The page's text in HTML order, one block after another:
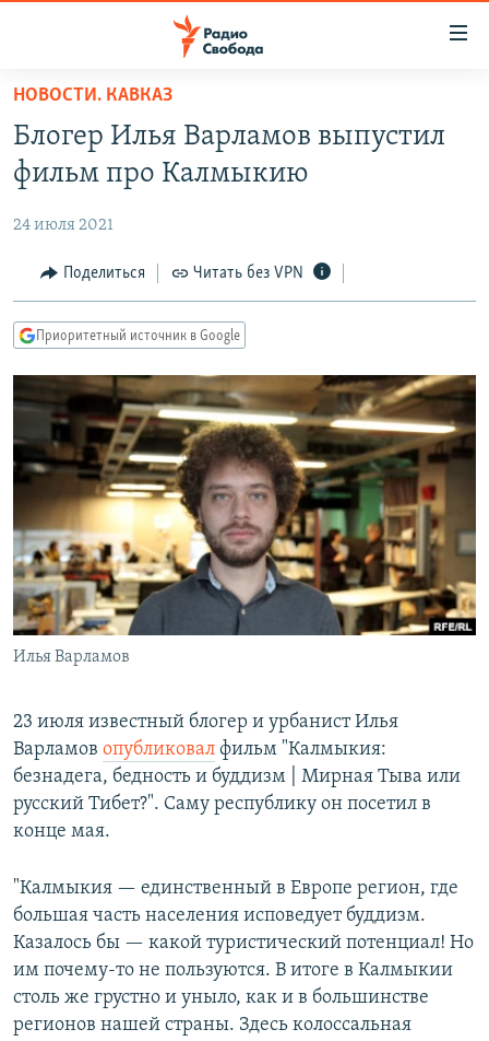
упрощенного
доступа
Вернуться
основному
Вернутся
главной
навигации
Вернутся
поиску
ПОДКАСТЫ
АВТОРСКИЕ ПРОЕКТЫ
ЦИТАТЫ СВОБОДЫ
МНЕНИЯ
IDEL.РЕАЛИИ
КАВКАЗ.РЕАЛИИ
СЕВЕР.РЕАЛИИ
СИБИРЬ.РЕАЛИИ
РАСПИСАНИЕ ВЕЩАНИЯ
ПОДПИШИТЕСЬ НА РАССЫЛКУ
СОЦИАЛЬНЫЕ СЕТИ
Все сайты РСЕ/РС
НОВОСТИ. КАВКАЗ
Блогер Илья Варламов выпустил
фильм про Калмыкию
24 июля 2021
Поделиться Читать без VPN
Приоритетный источник в Google
Илья Варламов
23 июля известный блогер и урбанист Илья
Варламов опубликовал фильм "Калмыкия:
безнадега, бедность и буддизм | Мирная Тыва или
русский Тибет?". Саму республику он посетил в
конце мая.
"Калмыкия — единственный в Европе регион, где
большая часть населения исповедует буддизм.
Казалось бы — какой туристический потенциал! Но
им почему-то не пользуются. В итоге в Калмыкии
столь же грустно и уныло, как и в большинстве
регионов нашей страны. Здесь колоссальная